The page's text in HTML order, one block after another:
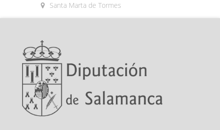
Santa Marta de Tormes